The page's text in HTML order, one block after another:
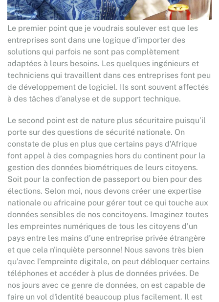
Le premier point que je voudrais soulever est que les
entreprises sont dans une logique d’importer des
solutions qui parfois ne sont pas complètement
adaptées à leurs besoins. Les quelques ingénieurs et
techniciens qui travaillent dans ces entreprises font peu
de développement de logiciel. Ils sont souvent affectés
à des tâches d’analyse et de support technique.
Le second point est de nature plus sécuritaire puisqu’il
porte sur des questions de sécurité nationale. On
constate de plus en plus que certains pays d’Afrique
font appel à des compagnies hors du continent pour la
gestion des données biométriques de leurs citoyens.
Soit pour la confection de passeport ou bien pour des
élections. Selon moi, nous devons créer une expertise
nationale ou africaine pour gérer tout ce qui touche aux
données sensibles de nos concitoyens. Imaginez toutes
les empreintes numériques de tous les citoyens d’un
pays entre les mains d’une entreprise privée étrangère
et que cela n'inquiète personne! Nous savons très bien
qu’avec l’empreinte digitale, on peut débloquer certains
téléphones et accéder à plus de données privées. De
nos jours avec ce genre de données, on est capable de
faire un vol d'identité beaucoup plus facilement. Il est